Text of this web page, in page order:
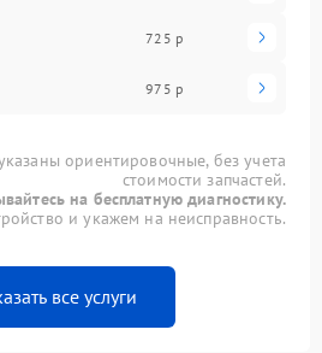
725 р
975 р
ориентировочные, без учета
стоимости запчастей.
на бесплатную диагностику.
и укажем на неисправность.
все услуги